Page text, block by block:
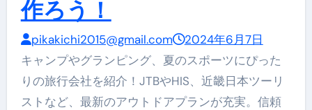
作ろう！
pikakichi2015@gmail.com
2024年6月7日
キャンプやグランピング、夏のスポーツにぴった
りの旅行会社を紹介！JTBやHIS、近畿日本ツーリ
ストなど、最新のアウトドアプランが充実。信頼